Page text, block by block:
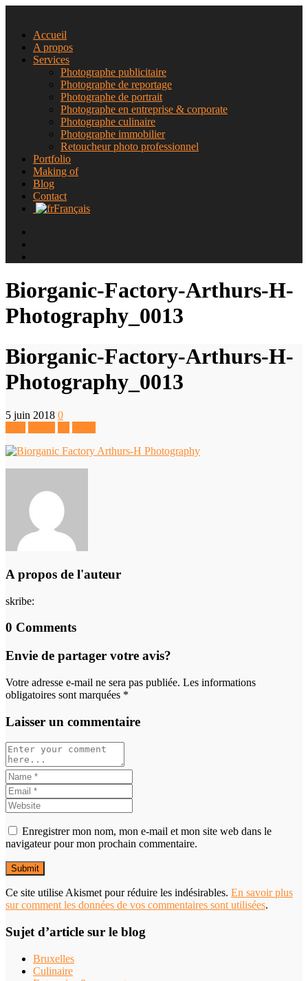
Accueil
A propos
Services
Photographe publicitaire
Photographe de reportage
Photographe de portrait
Photographe en entreprise & corporate
Photographe culinaire
Photographe immobilier
Retoucheur photo professionnel
Portfolio
Making of
Blog
Contact
Français
Biorganic-Factory-Arthurs-H-
Photography_0013
Biorganic-Factory-Arthurs-H-
Photography_0013
5 juin 2018 0
A propos de l'auteur
skribe:
0 Comments
Envie de partager votre avis?
Votre adresse e-mail ne sera pas publiée. Les informations
obligatoires sont marquées *
Laisser un commentaire
Enregistrer mon nom, mon e-mail et mon site web dans le
navigateur pour mon prochain commentaire.
Ce site utilise Akismet pour réduire les indésirables. En savoir plus
sur comment les données de vos commentaires sont utilisées.
Sujet d’article sur le blog
Bruxelles
Culinaire